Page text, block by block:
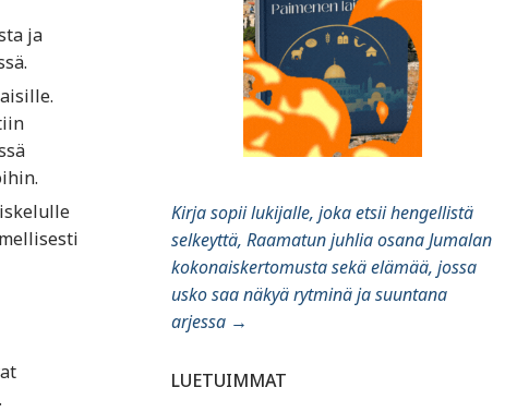
ja
Kirja sopii lukijalle, joka etsii hengellistä
selkeyttä, Raamatun juhlia osana Jumalan
kokonaiskertomusta sekä elämää, jossa
usko saa näkyä rytminä ja suuntana
arjessa →
LUETUIMMAT